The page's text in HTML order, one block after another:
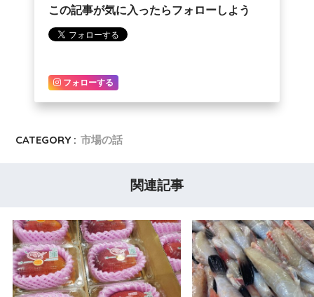
この記事が気に入ったらフォローしよう
フォローする
CATEGORY : 市場の話
関連記事